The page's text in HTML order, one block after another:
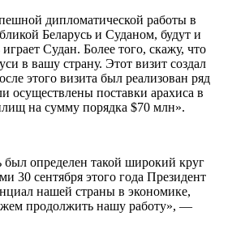
дипломатической работы в
Беларусь и Суданом, будут и
Судан. Более того, скажу, что
в вашу страну. Этот визит создал
этого визита был реализован ряд
осуществлены поставки арахиса в
на сумму порядка $70 млн».
определен такой широкий круг
30 сентября этого года Президент
нашей страны в экономике,
продолжить нашу работу», —